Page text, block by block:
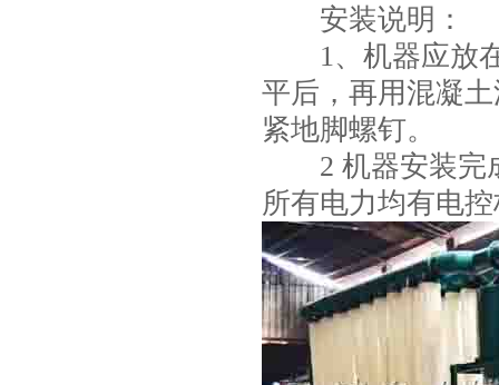
安装说明：
1、机器应放在
平后，再用混凝
紧地脚螺钉。
2 机器安装完成
所有电力均有电